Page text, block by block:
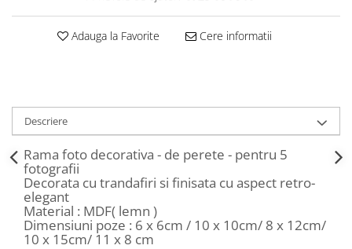
Sweet Wonderland
Coronite & Ghirlande
Aromaterapie Craciun
Felicitari, Cutii si Pungi de Cadou
Adauga la Favorite Cere informatii
Descriere
Rama foto decorativa - de perete - pentru 5
fotografii
Decorata cu trandafiri si finisata cu aspect retro-
elegant
Material : MDF( lemn )
Dimensiuni poze : 6 x 6cm / 10 x 10cm/ 8 x 12cm/
10 x 15cm/ 11 x 8 cm